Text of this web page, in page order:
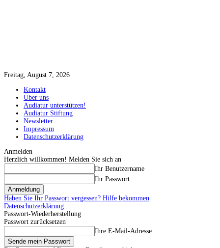
Freitag, August 7, 2026
Kontakt
Über uns
Audiatur unterstützen!
Audiatur Stiftung
Newsletter
Impressum
Datenschutzerklärung
Anmelden
Herzlich willkommen! Melden Sie sich an
Ihr Benutzername
Ihr Passwort
Haben Sie Ihr Passwort vergessen? Hilfe bekommen
Datenschutzerklärung
Passwort-Wiederherstellung
Passwort zurücksetzen
Ihre E-Mail-Adresse